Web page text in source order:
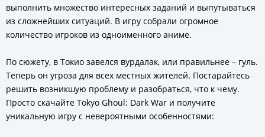
выполнить множество интересных заданий и выпутываться
из сложнейших ситуаций. В игру собрали огромное
количество игроков из одноименного аниме.
По сюжету, в Токио завелся вурдалак, или правильнее – гуль.
Теперь он угроза для всех местных жителей. Постарайтесь
решить возникшую проблему и разобраться, что к чему.
Просто скачайте Tokyo Ghoul: Dark War и получите
уникальную игру с невероятными особенностями: